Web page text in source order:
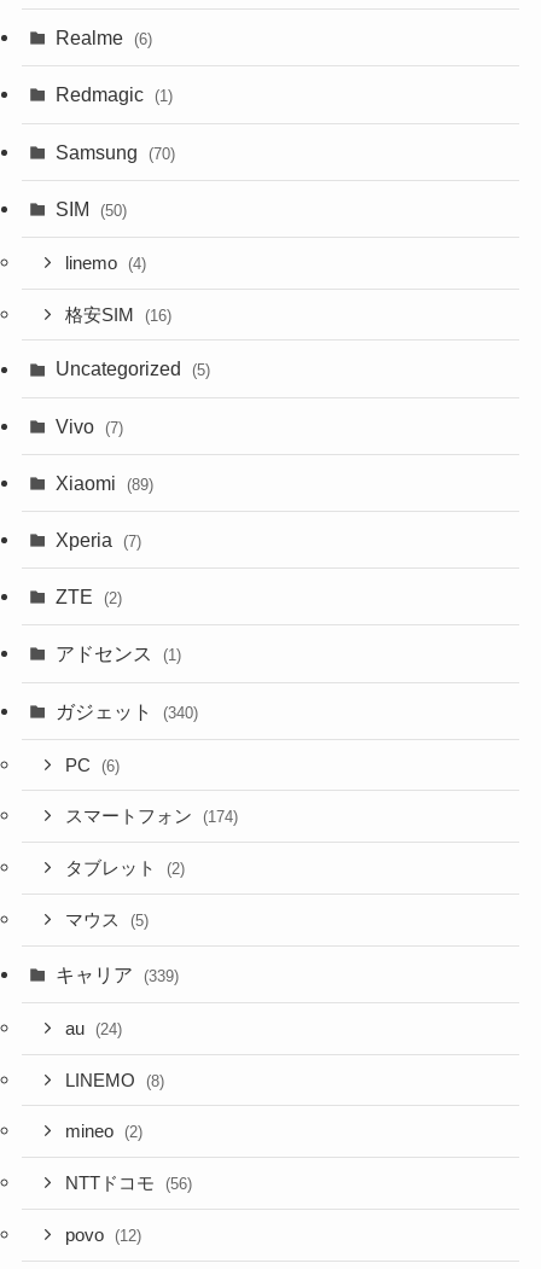
Realme (6)
Redmagic (1)
Samsung (70)
SIM (50)
linemo (4)
格安SIM (16)
Uncategorized (5)
Vivo (7)
Xiaomi (89)
Xperia (7)
ZTE (2)
アドセンス (1)
ガジェット (340)
PC (6)
スマートフォン (174)
タブレット (2)
マウス (5)
キャリア (339)
au (24)
LINEMO (8)
mineo (2)
NTTドコモ (56)
povo (12)